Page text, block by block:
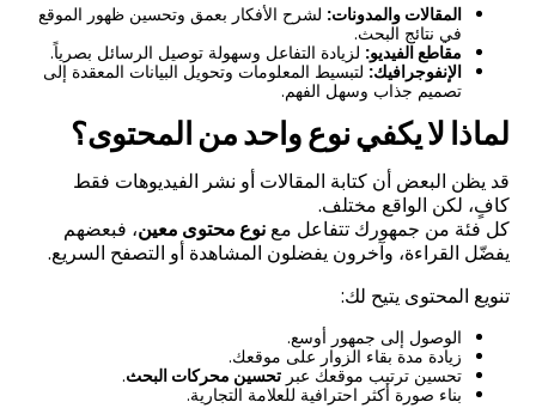
المقالات والمدونات: لشرح الأفكار بعمق وتحسين ظهور الموقع
في نتائج البحث.
مقاطع الفيديو: لزيادة التفاعل وسهولة توصيل الرسائل بصرياً.
الإنفوجرافيك: لتبسيط المعلومات وتحويل البيانات المعقدة إلى
تصميم جذاب وسهل الفهم.
لماذا لا يكفي نوع واحد من المحتوى؟
قد يظن البعض أن كتابة المقالات أو نشر الفيديوهات فقط
كافٍ، لكن الواقع مختلف.
كل فئة من جمهورك تتفاعل معنوع محتوى معين، فبعضهم
يفضّل القراءة، وآخرون يفضلون المشاهدة أو التصفح السريع.
تنويع المحتوى يتيح لك:
الوصول إلى جمهور أوسع.
زيادة مدة بقاء الزوار على موقعك.
تحسين ترتيب موقعك عبرتحسين محركات البحث.
بناء صورة أكثر احترافية للعلامة التجارية.